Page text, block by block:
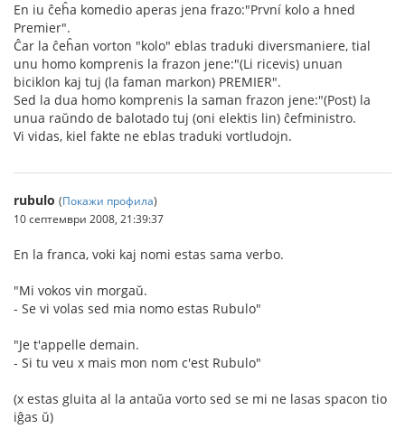
En iu ĉeĥa komedio aperas jena frazo:"První kolo a hned
Premier".
Ĉar la ĉeĥan vorton "kolo" eblas traduki diversmaniere, tial
unu homo komprenis la frazon jene:"(Li ricevis) unuan
biciklon kaj tuj (la faman markon) PREMIER".
Sed la dua homo komprenis la saman frazon jene:"(Post) la
unua raŭndo de balotado tuj (oni elektis lin) ĉefministro.
Vi vidas, kiel fakte ne eblas traduki vortludojn.
rubulo (Покажи профила)
10 септември 2008, 21:39:37
En la franca, voki kaj nomi estas sama verbo.
"Mi vokos vin morgaŭ.
- Se vi volas sed mia nomo estas Rubulo"
"Je t'appelle demain.
- Si tu veu x mais mon nom c'est Rubulo"
(x estas gluita al la antaŭa vorto sed se mi ne lasas spacon tio
iĝas ŭ)